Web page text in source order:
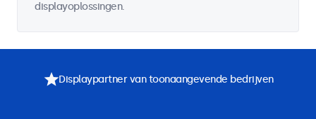
displayoplossingen.
Displaypartner van toonaangevende bedrijven